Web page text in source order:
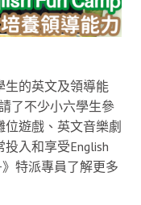
生的英文及領導能
了不少小六學生參
遊戲、英文音樂劇
入和享受English
特派專員了解更多